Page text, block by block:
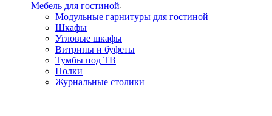
Мебель для гостиной
Модульные гарнитуры для гостиной
Шкафы
Угловые шкафы
Витрины и буфеты
Тумбы под ТВ
Полки
Журнальные столики